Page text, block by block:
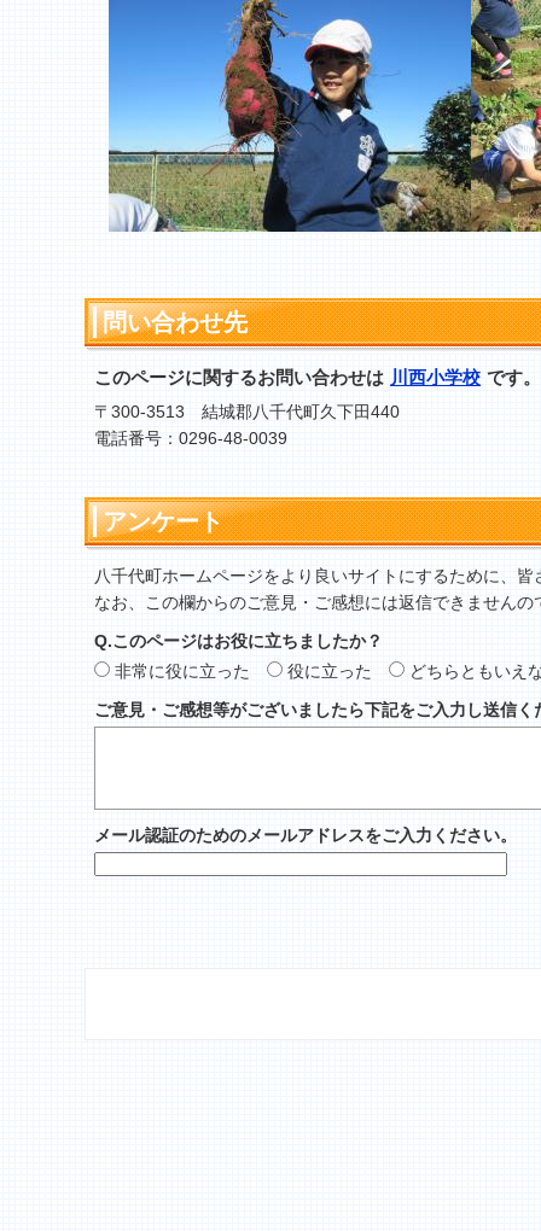
問い合わせ先
このページに関するお問い合わせは 川西小学校 です。
〒300-3513 結城郡八千代町久下田440
電話番号：0296-48-0039
アンケート
八千代町ホームページをより良いサイトにするために、
なお、この欄からのご意見・ご感想には返信できませんの
Q.このページはお役に立ちましたか？
非常に役に立った
役に立った
どちらともいえ
ご意見・ご感想等がございましたら下記をご入力し送信く
メール認証のためのメールアドレスをご入力ください。